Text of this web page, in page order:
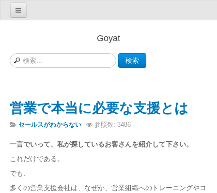
Goyat
検索
ビジネスの問題解決
売上を増やしたい人は
仕事が辛い人は
私にあった営業方法は
情報という餌で集客するCMSツール
会員登録
営業で本当に必要な支援とは
セールスがわからない 参照数: 3486
一言でいって、私が探しているお客さんを紹介して下さい。
これだけである。
でも、
多くの営業支援会社は、なぜか、営業組織へのトレーニングやコ